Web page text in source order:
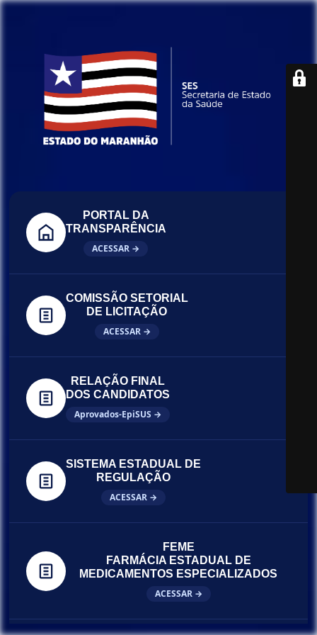
PORTAL DA
TRANSPARÊNCIA
ACESSAR →
COMISSÃO SETORIAL
DE LICITAÇÃO
ACESSAR →
RELAÇÃO FINAL
DOS CANDIDATOS
Aprovados-EpiSUS →
SISTEMA ESTADUAL DE
REGULAÇÃO
ACESSAR →
FEME
FARMÁCIA ESTADUAL DE
MEDICAMENTOS ESPECIALIZADOS
ACESSAR →